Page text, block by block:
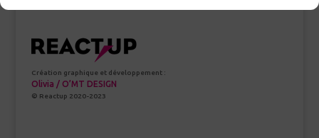
Création graphique et développement :
Olivia / O’MT DESIGN
© Reactup 2020-2023